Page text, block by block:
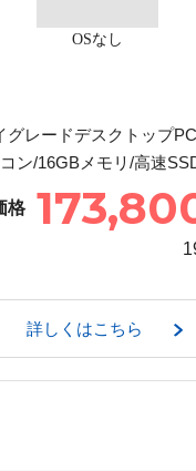
OSなし
グレードデスクトップ
ン/16GBメモリ/高速
格
詳しくはこちら